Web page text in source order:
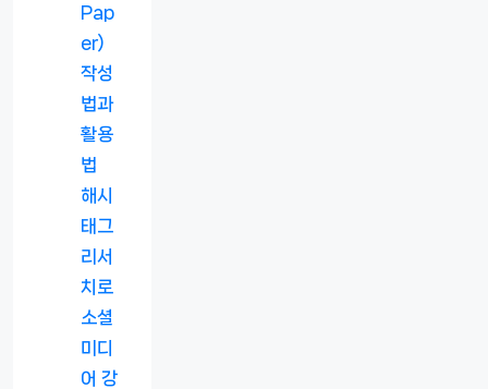
Pap
er)
작성
법과
활용
법
해시
태그
리서
치로
소셜
미디
어 강